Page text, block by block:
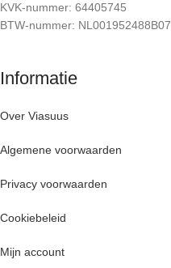
KVK-nummer: 64405745
BTW-nummer: NL001952488B07
Informatie
Over Viasuus
Algemene voorwaarden
Privacy voorwaarden
Cookiebeleid
Mijn account